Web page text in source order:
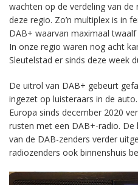
wachten op de verdeling van
deze regio. Zo’n multiplex is in
DAB+ waarvan maximaal
In onze regio waren nog acht
Sleutelstad er sinds deze week
De uitrol van DAB+ gebeurt
ingezet op luisteraars in de
Europa sinds december 2020
rusten met een DAB+-radio.
van de DAB-zenders verder
radiozenders ook binnenshuis